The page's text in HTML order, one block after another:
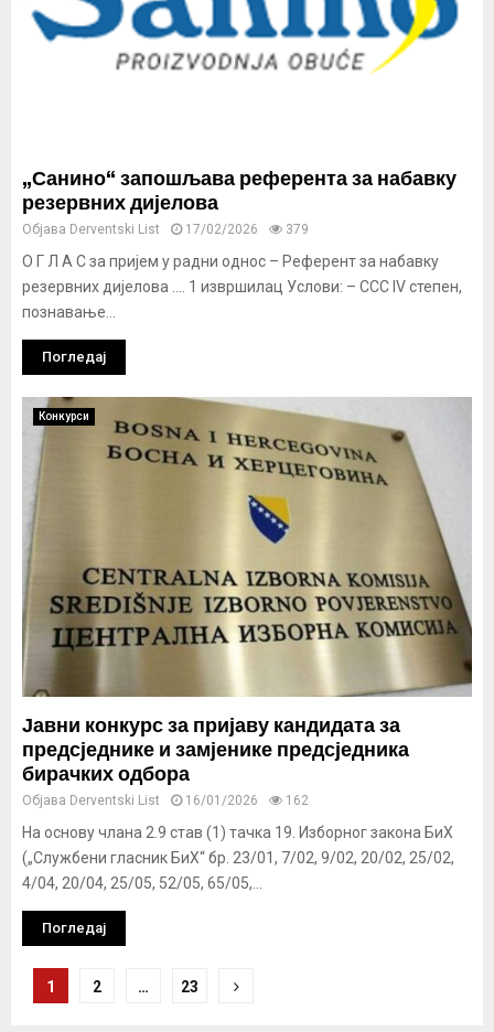
„Санино“ запошљава референта за набавку
резервних дијелова
Објава Derventski List 17/02/2026 379
О Г Л А С за пријем у радни однос – Референт за набавку
резервних дијелова …. 1 извршилац Услови: – ССС IV степен,
познавање...
Погледај
Конкурси
Јавни конкурс за пријаву кандидата за
предсједнике и замјенике предсједника
бирачких одбора
Објава Derventski List 16/01/2026 162
На основу члана 2.9 став (1) тачка 19. Изборног закона БиХ
(„Службени гласник БиХ“ бр. 23/01, 7/02, 9/02, 20/02, 25/02,
4/04, 20/04, 25/05, 52/05, 65/05,...
Погледај
Кретање
1 2 … 23